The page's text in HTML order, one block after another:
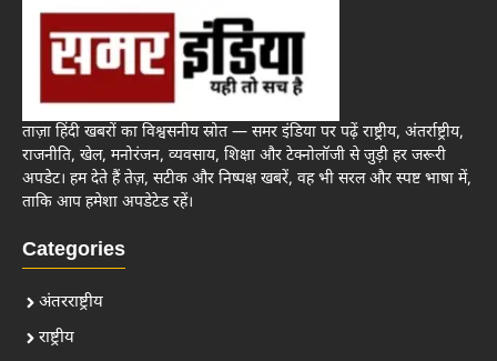
ताज़ा हिंदी खबरों का विश्वसनीय स्रोत — समर इंडिया पर पढ़ें राष्ट्रीय, अंतर्राष्ट्रीय,
राजनीति, खेल, मनोरंजन, व्यवसाय, शिक्षा और टेक्नोलॉजी से जुड़ी हर जरूरी
अपडेट। हम देते हैं तेज़, सटीक और निष्पक्ष खबरें, वह भी सरल और स्पष्ट भाषा में,
ताकि आप हमेशा अपडेटेड रहें।
Categories
अंतरराष्ट्रीय
राष्ट्रीय